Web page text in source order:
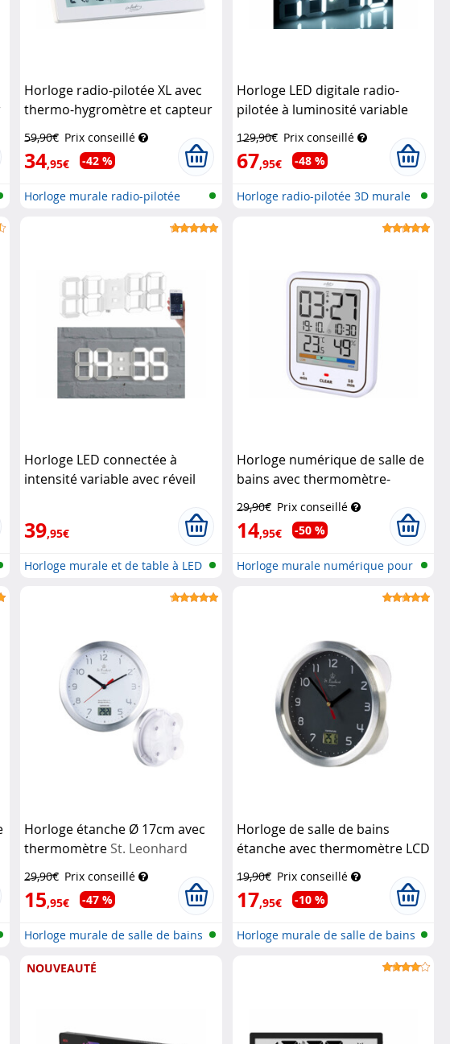
Horloge radio-pilotée XL avec
thermo-hygromètre et capteur
extérieur - BlancInfactory
59,90€ Prix conseillé
34,95€ -42 %
Horloge murale radio-pilotée
Horloge LED digitale radio-
pilotée à luminosité variable
avec fonction réveil Lunartec
129,90€ Prix conseillé
67,95€ -48 %
Horloge radio-pilotée 3D murale
Horloge LED connectée à
intensité variable avec réveil
39,95€
Horloge murale et de table à LED
Horloge numérique de salle de
bains avec thermomètre-
Infactory
29,90€ Prix conseillé
14,95€ -50 %
Horloge murale numérique pour
Horloge étanche Ø 17cm avec
thermomètre St. Leonhard
29,90€ Prix conseillé
15,95€ -47 %
Horloge murale de salle de bains
Horloge de salle de bains
étanche avec thermomètre LCD
19,90€ Prix conseillé
17,95€ -10 %
Horloge murale de salle de bains
NOUVEAUTÉ